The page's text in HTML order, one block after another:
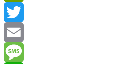
PrintFriendly
Twitter
Email